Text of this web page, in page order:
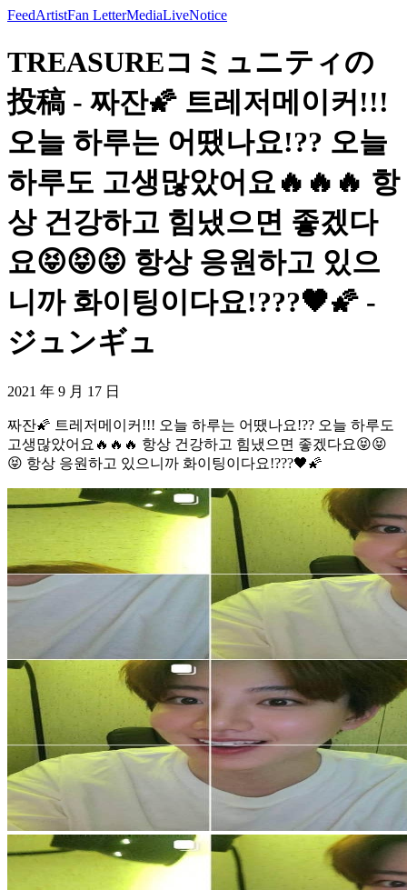
FeedArtistFan LetterMediaLiveNotice
TREASUREコミュニティの
投稿 - 짜잔🌠 트레저메이커!!!
오늘 하루는 어땠나요!?? 오늘
하루도 고생많았어요🔥🔥🔥 항
상 건강하고 힘냈으면 좋겠다
요😝😝😝 항상 응원하고 있으
니까 화이팅이다요!???🖤🌠 -
ジュンギュ
2021 年 9 月 17 日
짜잔🌠 트레저메이커!!! 오늘 하루는 어땠나요!?? 오늘 하루도
고생많았어요🔥🔥🔥 항상 건강하고 힘냈으면 좋겠다요😝😝
😝 항상 응원하고 있으니까 화이팅이다요!???🖤🌠